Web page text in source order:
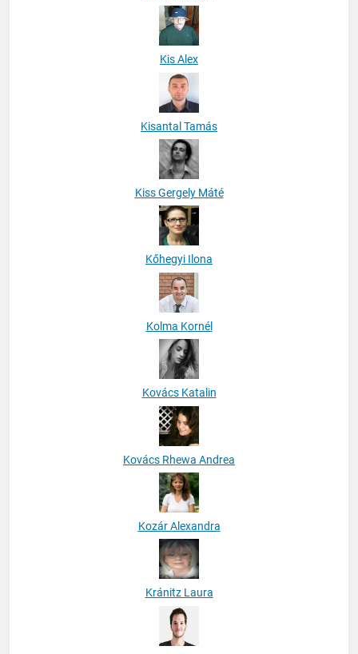
Kis Alex
Kisantal Tamás
Kiss Gergely Máté
Kőhegyi Ilona
Kolma Kornél
Kovács Katalin
Kovács Rhewa Andrea
Kozár Alexandra
Kránitz Laura